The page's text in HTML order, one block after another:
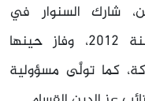
شارك السنوار في
الانتخابات الداخلية لحماس سنة 2012، وفاز حينها
كما تولَّى مسؤولية